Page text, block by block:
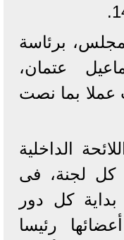
برئاسة
عتمان،
عملا بما نصت
43 من اللائحة الداخلية
كل لجنة، فى
كل دور
رئيسا